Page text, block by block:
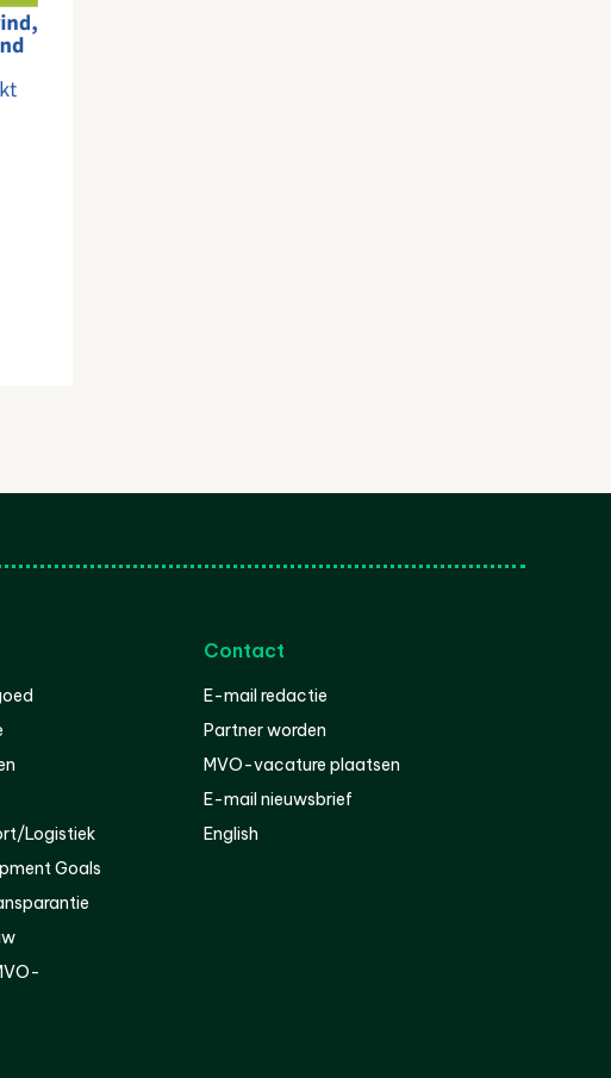
Logistiek
Goals
Contact
E-mail redactie
Partner worden
MVO-vacature plaatsen
E-mail nieuwsbrief
English